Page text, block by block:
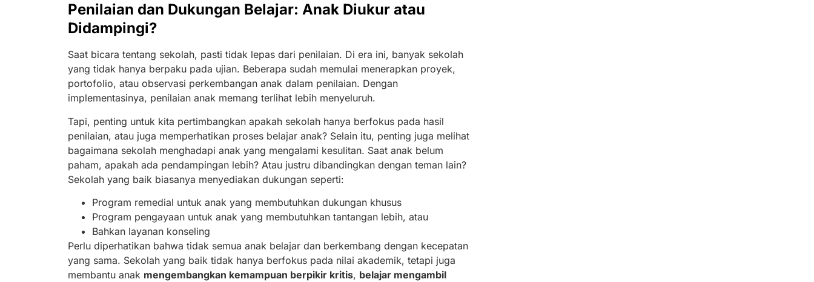
Penilaian dan Dukungan Belajar: Anak Diukur atau
Didampingi?
Saat bicara tentang sekolah, pasti tidak lepas dari penilaian. Di era ini, banyak sekolah
yang tidak hanya berpaku pada ujian. Beberapa sudah memulai menerapkan proyek,
portofolio, atau observasi perkembangan anak dalam penilaian. Dengan
implementasinya, penilaian anak memang terlihat lebih menyeluruh.
Tapi, penting untuk kita pertimbangkan apakah sekolah hanya berfokus pada hasil
penilaian, atau juga memperhatikan proses belajar anak? Selain itu, penting juga melihat
bagaimana sekolah menghadapi anak yang mengalami kesulitan. Saat anak belum
paham, apakah ada pendampingan lebih? Atau justru dibandingkan dengan teman lain?
Sekolah yang baik biasanya menyediakan dukungan seperti:
Program remedial untuk anak yang membutuhkan dukungan khusus
Program pengayaan untuk anak yang membutuhkan tantangan lebih, atau
Bahkan layanan konseling
Perlu diperhatikan bahwa tidak semua anak belajar dan berkembang dengan kecepatan
yang sama. Sekolah yang baik tidak hanya berfokus pada nilai akademik, tetapi juga
membantu anak mengembangkan kemampuan berpikir kritis, belajar mengambil